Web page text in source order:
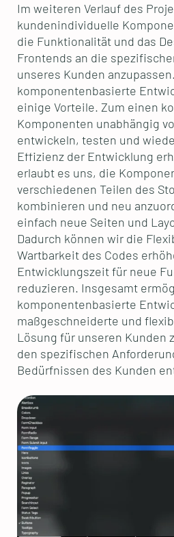
Im weiteren Verlauf des
kundenindividuelle
die Funktionalität und das
Frontends an die
unseres Kunden
komponentenbasierte
einige Vorteile. Zum einen
Komponenten unabhängig
entwickeln, testen und
Effizienz der Entwicklung
erlaubt es uns, die
verschiedenen Teilen des
kombinieren und neu
einfach neue Seiten und
Dadurch können wir die
Wartbarkeit des Codes
Entwicklungszeit für neue
reduzieren. Insgesamt
komponentenbasierte
maßgeschneiderte und
Lösung für unseren Kunden
den spezifischen
Bedürfnissen des Kunden